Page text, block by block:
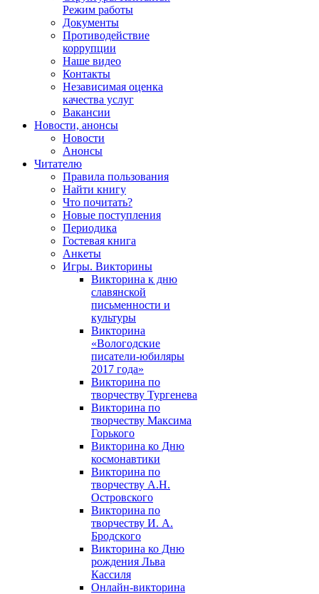
Режим работы
Документы
Противодействие
коррупции
Наше видео
Контакты
Независимая оценка
качества услуг
Вакансии
Новости, анонсы
Новости
Анонсы
Читателю
Правила пользования
Найти книгу
Что почитать?
Новые поступления
Периодика
Гостевая книга
Анкеты
Игры. Викторины
Викторина к дню
славянской
письменности и
культуры
Викторина
«Вологодские
писатели-юбиляры
2017 года»
Викторина по
творчеству Тургенева
Викторина по
творчеству Максима
Горького
Викторина ко Дню
космонавтики
Викторина по
творчеству А.Н.
Островского
Викторина по
творчеству И. А.
Бродского
Викторина ко Дню
рождения Льва
Кассиля
Онлайн-викторина